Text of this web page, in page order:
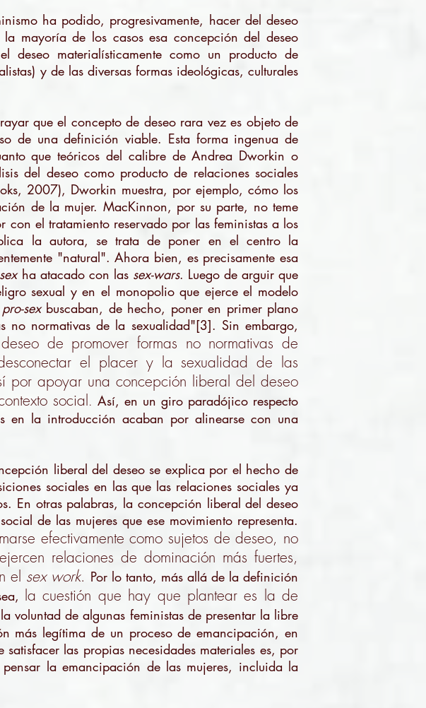
ha podido, progresivamente, hacer del deseo
mayoría de los casos esa concepción del deseo
deseo materialísticamente como un producto de
y de las diversas formas ideológicas, culturales
que el concepto de deseo rara vez es objeto de
de una definición viable. Esta forma ingenua de
que teóricos del calibre de Andrea Dworkin o
del deseo como producto de relaciones sociales
2007), Dworkin muestra, por ejemplo, cómo los
de la mujer. MacKinnon, por su parte, no teme
el tratamiento reservado por las feministas a los
la autora, se trata de poner en el centro la
"natural". Ahora bien, es precisamente esa
ha atacado con las sex-wars. Luego de arguir que
sexual y en el monopolio que ejerce el modelo
pro-sexbuscaban, de hecho, poner en primer plano
no normativas de la sexualidad"[3]. Sin embargo,
de promover formas no normativas de
el placer y la sexualidad de las
por apoyar una concepción liberal del deseo
social . Así, en un giro paradójico respecto
en la introducción acaban por alinearse con una
liberal del deseo se explica por el hecho de
sociales en las que las relaciones sociales ya
En otras palabras, la concepción liberal del deseo
de las mujeres que ese movimiento representa.
efectivamente como sujetos de deseo, no
relaciones de dominación más fuertes,
el sex work. Por lo tanto, más allá de la definición
la cuestión que hay que plantear es la de
la voluntad de algunas feministas de presentar la libre
más legítima de un proceso de emancipación, en
las propias necesidades materiales es, por
la emancipación de las mujeres, incluida la